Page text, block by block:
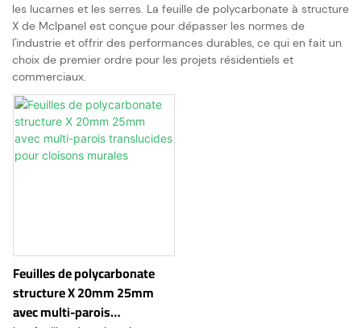
les lucarnes et les serres. La feuille de polycarbonate à structure
X de Mclpanel est conçue pour dépasser les normes de
l'industrie et offrir des performances durables, ce qui en fait un
choix de premier ordre pour les projets résidentiels et
commerciaux.
Feuilles de polycarbonate
structure X 20mm 25mm
avec multi-parois